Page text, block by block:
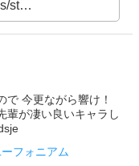
st…
今更ながら響け！
輩が凄い良いキャラし
フォニアム